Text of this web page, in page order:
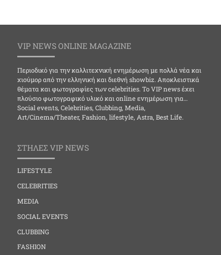
VIP NEWS ONLINE MAGAZINE
Περιοδικό για την καλλιτεχνική ενημέρωση με πολλά νέα και
χιούμορ από την ελληνική και διεθνή showbiz. Αποκλειστικά
θέματα και φωτογραφίες των celebrities. Το VIP news έχει
πλούσιο φωτογραφικό υλικό και online ενημέρωση για…
Social events, Celebrities, Clubbing, Media,
Art/Cinema/Theater, Fashion, lifestyle, Astra, Best Life.
ΣΤΗΛΕΣ VIP NEWS
LIFESTYLE
CELEBRITIES
MEDIA
SOCIAL EVENTS
CLUBBING
FASHION